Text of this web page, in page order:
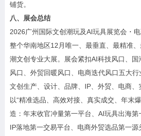
铺货。
八、展会总结
2026广州国际文创潮玩及AI玩具展览会・
整个华南地区12月唯一、最垂直、最精准
潮文创专业大展。展会紧扣AI科技风口、
风口、外贸回暖风口、电商迭代风口五大
文创生产、设计、品牌、IP、外贸、电商、
以“精准选品、高效对接、真实成交、年末
造：年末收官冲量第一平台、AI玩具出海第
IP落地第一交易平台、电商外贸选品第一